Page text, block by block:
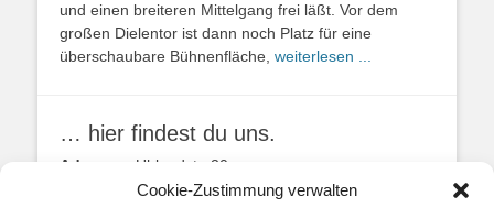
Cookie-Zustimmung verwalten
und einen breiteren Mittelgang frei läßt. Vor dem
großen Dielentor ist dann noch Platz für eine
überschaubare Bühnenfläche, weiterlesen ...
… hier findest du uns.
Adresse: Uhlandstr. 20
49134 Wallenhorst